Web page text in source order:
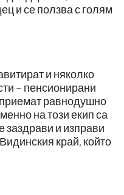
и се ползва с голям
и няколко
– пенсионирани
равнодушно
на този екип са
и изправи
край, който